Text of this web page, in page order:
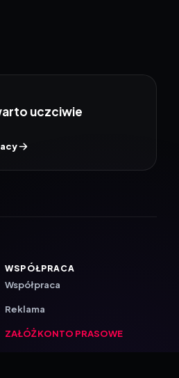
uczciwie
WSPÓŁPRACA
Współpraca
Reklama
ZAŁÓŻ KONTO PRASOWE